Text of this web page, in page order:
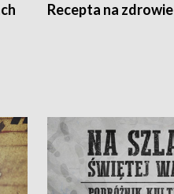
Recepta na zdrowie